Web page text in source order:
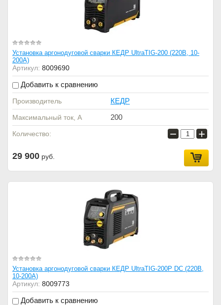
Установка аргонодуговой сварки КЕДР UltraTIG-200 (220В, 10-
200А)
Артикул: 8009690
Добавить к сравнению
Производитель КЕДР
Максимальный ток, А 200
Количество: − +
29 900 руб.
Установка аргонодуговой сварки КЕДР UltraTIG-200P DC (220В,
10-200А)
Артикул: 8009773
Добавить к сравнению